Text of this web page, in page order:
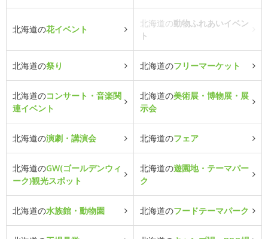
北海道の花イベント
北海道の動物ふれあいイベン
ト
北海道の祭り 北海道のフリーマーケット
北海道のコンサート・音楽関
連イベント
北海道の美術展・博物展・展
示会
北海道の演劇・講演会 北海道のフェア
北海道のGW(ゴールデンウィ
ーク)観光スポット
北海道の遊園地・テーマパー
ク
北海道の水族館・動物園 北海道のフードテーマパーク